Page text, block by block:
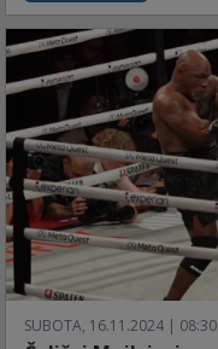
SUBOTA, 16.11.2024 | 08:30